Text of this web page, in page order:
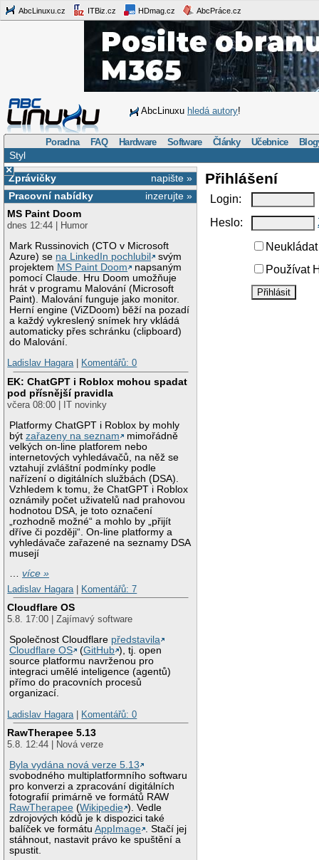
AbcLinuxu.cz ITBiz.cz HDmag.cz AbcPráce.cz
AbcLinuxu hledá autory!
Poradna FAQ Hardware Software Články Učebnice
Styl
×
napište »
Zprávičky
inzerujte »
Pracovní nabídky
MS Paint Doom
dnes 12:44 | Humor
Mark Russinovich (CTO v Microsoft
Azure) se na LinkedIn pochlubil
svým
projektem MS Paint Doom
napsaným
pomocí Claude. Hru Doom umožňuje
hrát v programu Malování (Microsoft
Paint). Malování funguje jako monitor.
Herní engine (ViZDoom) běží na pozadí
a každý vykreslený snímek hry vkládá
automaticky přes schránku (clipboard)
do Malování.
Ladislav Hagara| Komentářů: 0
EK: ChatGPT i Roblox mohou spadat
pod přísnější pravidla
včera 08:00 | IT novinky
Platformy ChatGPT i Roblox by mohly
býtzařazeny na seznam
mimořádně
velkých on-line platforem nebo
internetových vyhledávačů, na něž se
vztahují zvláštní podmínky podle
nařízení o digitálních službách (DSA).
Vzhledem k tomu, že ChatGPT i Roblox
oznámily počet uživatelů nad prahovou
hodnotou DSA, je toto označení
„rozhodně možné“ a mohlo by „přijít
dříve či později“. On-line platformy a
vyhledávače zařazené na seznamy DSA
musejí
…více »
Ladislav Hagara
Komentářů: 7
Cloudflare OS
5.8. 17:00 | Zajímavý software
Společnost Cloudflare představila
Cloudflare OS
(GitHub ), tj. open
source platformu navrženou pro
integraci umělé inteligence (agentů)
přímo do pracovních procesů
organizací.
Ladislav Hagara
Komentářů: 0
RawTherapee 5.13
5.8. 12:44 | Nová verze
Byla vydána nová verze 5.13
svobodného multiplatformního softwaru
pro konverzi a zpracování digitálních
fotografií primárně ve formátů RAW
RawTherapee (Wikipedie ). Vedle
zdrojových kódů je k dispozici také
balíček ve formátuAppImage . Stačí jej
stáhnout, nastavit právo ke spuštění a
spustit.
Přihlášení
Login:
Heslo:
Používat